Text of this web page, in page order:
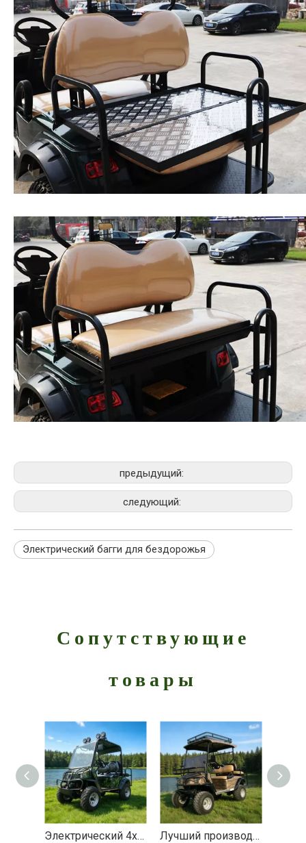
предыдущий:
следующий:
Электрический багги для бездорожья
Сопутствующие
товары
Электрический 4x4 4wd внедорожный охотничий гольф-кар - EG6020A4D Лучший производитель электрического внедорожного охотничьего внедорожника-багги - EG2020ASZ